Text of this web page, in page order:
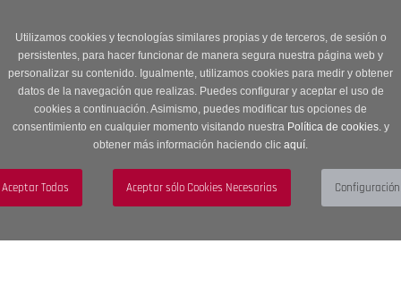
Utilizamos cookies y tecnologías similares propias y de terceros, de sesión o
persistentes, para hacer funcionar de manera segura nuestra página web y
personalizar su contenido. Igualmente, utilizamos cookies para medir y obtener
datos de la navegación que realizas. Puedes configurar y aceptar el uso de
cookies a continuación. Asimismo, puedes modificar tus opciones de
consentimiento en cualquier momento visitando nuestra Política de cookies.y
obtener más información haciendo clic aquí.
descuento en Sección OUTLET con código OUTLET20
navigation
Menú